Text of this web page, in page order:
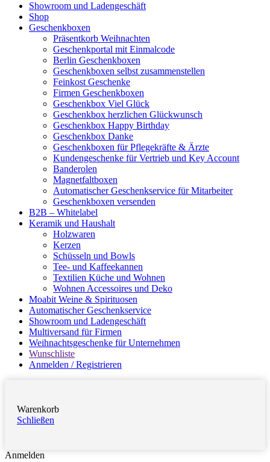
Showroom und Ladengeschäft
Shop
Geschenkboxen
Präsentkorb Weihnachten
Geschenkportal mit Einmalcode
Berlin Geschenkboxen
Geschenkboxen selbst zusammenstellen
Feinkost Geschenke
Firmen Geschenkboxen
Geschenkbox Viel Glück
Geschenkbox herzlichen Glückwunsch
Geschenkbox Happy Birthday
Geschenkbox Danke
Geschenkboxen für Pflegekräfte & Ärzte
Kundengeschenke für Vertrieb und Key Account
Banderolen
Magnetfaltboxen
Automatischer Geschenkservice für Mitarbeiter
Geschenkboxen versenden
B2B – Whitelabel
Keramik und Haushalt
Holzwaren
Kerzen
Schüsseln und Bowls
Tee- und Kaffeekannen
Textilien Küche und Wohnen
Wohnen Accessoires und Deko
Moabit Weine & Spirituosen
Automatischer Geschenkservice
Showroom und Ladengeschäft
Multiversand für Firmen
Weihnachtsgeschenke für Unternehmen
Wunschliste
Anmelden / Registrieren
Warenkorb
Schließen
Anmelden